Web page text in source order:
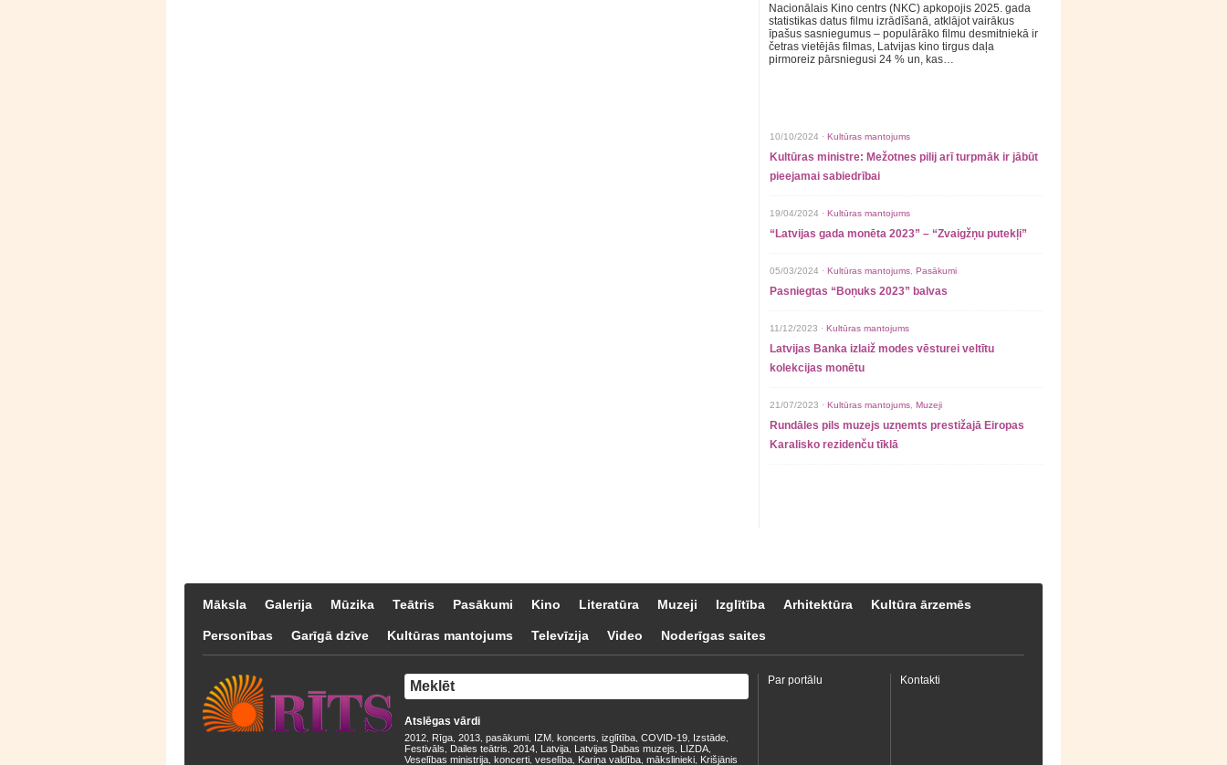
Nacionālais Kino centrs (NKC) apkopojis 2025. gada
statistikas datus filmu izrādīšanā, atklājot vairākus
īpašus sasniegumus – populārāko filmu desmitniekā ir
četras vietējās filmas, Latvijas kino tirgus daļa
pirmoreiz pārsniegusi 24 % un, kas…
10/10/2024 · Kultūras mantojums
Kultūras ministre: Mežotnes pilij arī turpmāk ir jābūt
pieejamai sabiedrībai
19/04/2024 · Kultūras mantojums
“Latvijas gada monēta 2023” – “Zvaigžņu putekļi”
05/03/2024 · Kultūras mantojums Pasākumi
Pasniegtas “Boņuks 2023” balvas
11/12/2023 · Kultūras mantojums
Latvijas Banka izlaiž modes vēsturei veltītu
kolekcijas monētu
21/07/2023 · Kultūras mantojums Muzeji
Rundāles pils muzejs uzņemts prestižajā Eiropas
Karalisko rezidenču tīklā
Māksla Galerija Mūzika Teātris Pasākumi Kino Literatūra Muzeji Izglītība Arhitektūra Kultūra ārzemēs
Personības Garīgā dzīve Kultūras mantojums Televīzija Video Noderīgas saites
Atslēgas vārdi
2012 Rīga 2013 pasākumi IZM koncerts izglītība COVID-19 Izstāde
Festivāls Dailes teātris 2014 Latvija Latvijas Dabas muzejs LIZDA
Veselības ministrija koncerti veselība Kariņa valdība mākslinieki Krišjānis
Par portālu Kontakti